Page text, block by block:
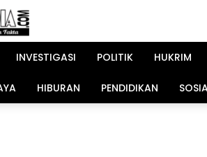
INVESTIGASI POLITIK HUKRIM
HIBURAN PENDIDIKAN